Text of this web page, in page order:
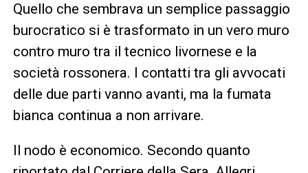
Quello che sembrava un semplice passaggio
burocratico si è trasformato in un vero muro
contro muro tra il tecnico livornese e la
società rossonera. I contatti tra gli avvocati
delle due parti vanno avanti, ma la fumata
bianca continua a non arrivare.
Il nodo è economico. Secondo quanto